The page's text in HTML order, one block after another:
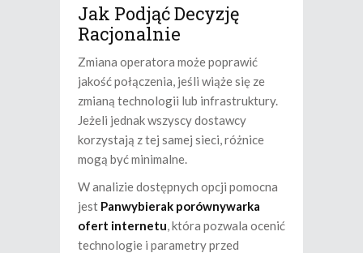
Jak Podjąć Decyzję
Racjonalnie
Zmiana operatora może poprawić
jakość połączenia, jeśli wiąże się ze
zmianą technologii lub infrastruktury.
Jeżeli jednak wszyscy dostawcy
korzystają z tej samej sieci, różnice
mogą być minimalne.
W analizie dostępnych opcji pomocna
jest Panwybierak porównywarka
ofert internetu, która pozwala ocenić
technologie i parametry przed